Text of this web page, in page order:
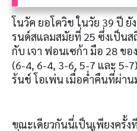
โนวัค ยอโควิช ในวัย 39 ปี
รนด์สแลมสมัยที่ 25 ซึ่งเป็น
กับ เจา ฟอนเซก้า มือ 28 ขอ
(6-4, 6-4, 3-6, 5-7 และ 5-
ร้นช์ โอเพ่น เมื่อค่ำคืนที่ผ่าน
ขณะเดียวกันนี่เป็นเพียงครั้